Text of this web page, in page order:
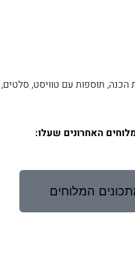
תוספות עם טוויסט,
האחרונים שעלו:
המלוחים